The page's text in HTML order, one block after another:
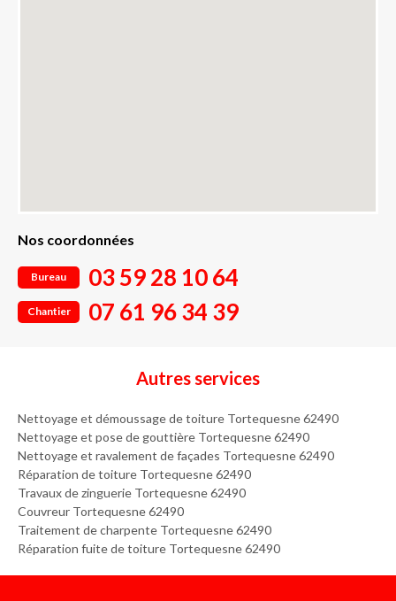
Nos coordonnées
Bureau 03 59 28 10 64
Chantier 07 61 96 34 39
Autres services
Nettoyage et démoussage de toiture Tortequesne 62490
Nettoyage et pose de gouttière Tortequesne 62490
Nettoyage et ravalement de façades Tortequesne 62490
Réparation de toiture Tortequesne 62490
Travaux de zinguerie Tortequesne 62490
Couvreur Tortequesne 62490
Traitement de charpente Tortequesne 62490
Réparation fuite de toiture Tortequesne 62490